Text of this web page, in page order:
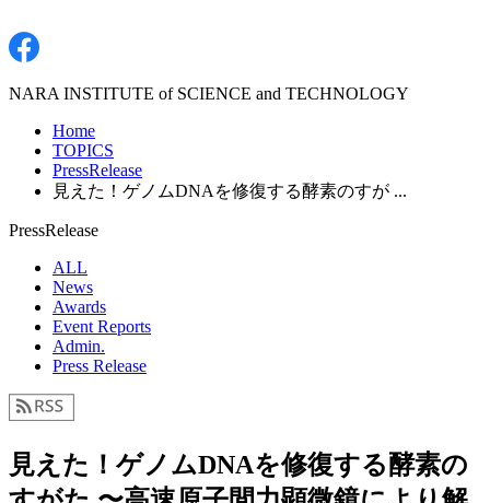
NARA INSTITUTE of SCIENCE and TECHNOLOGY
Home
TOPICS
PressRelease
見えた！ゲノムDNAを修復する酵素のすが ...
PressRelease
ALL
News
Awards
Event Reports
Admin.
Press Release
見えた！ゲノムDNAを修復する酵素の